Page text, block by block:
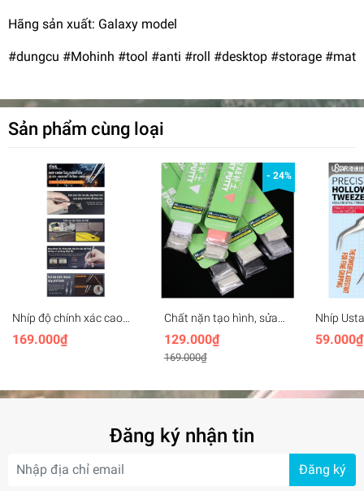
Hãng sản xuất: Galaxy model
#dungcu #Mohinh #tool #anti #roll #desktop #storage #mat
Sản phẩm cùng loại
Nhíp độ chính xác cao
thành dày thép không gỉ
Stedi Thick-walled Strong
169.000₫
- 24%
Chất nặn tạo hình, sửa
custom mô hình Epoxy
Putty AB SNDME
129.000₫
169.000₫
Nhíp
điện, độ
59.000₫
Đăng ký nhận tin
Đăng ký